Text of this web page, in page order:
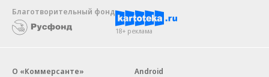
Благотворительный фонд
18+ реклама
О «Коммерсанте»
Android